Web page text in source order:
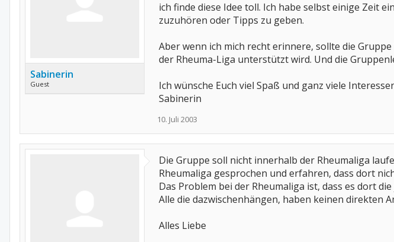
Sabinerin
Guest
ich finde diese Idee toll. Ich habe selbst einige Zeit
zuzuhören oder Tipps zu geben.
Aber wenn ich mich recht erinnere, sollte die
der Rheuma-Liga unterstützt wird. Und die
Ich wünsche Euch viel Spaß und ganz viele
Sabinerin
10. Juli 2003
Die Gruppe soll nicht innerhalb der Rheumaliga
Rheumaliga gesprochen und erfahren, dass dort
Das Problem bei der Rheumaliga ist, dass es dort
Alle die dazwischenhängen, haben keinen direkten
Alles Liebe